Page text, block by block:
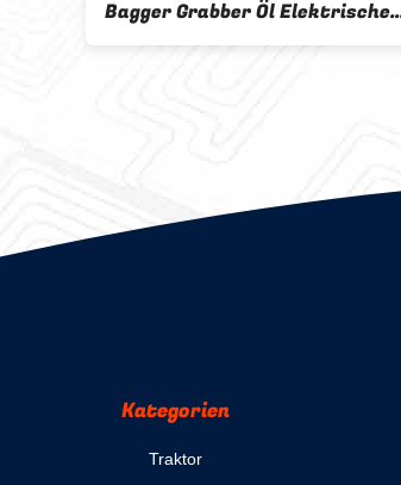
Bagger Grabber Öl Elektrischer
Hybrid Digger Grabber für die
Kategorien
Traktor